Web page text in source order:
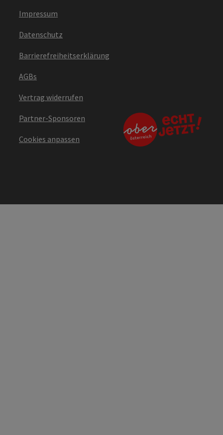
Impressum
Datenschutz
Barrierefreiheitserklärung
AGBs
Vertrag widerrufen
Partner-Sponsoren
Cookies anpassen